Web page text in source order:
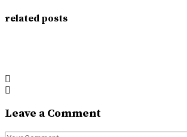
related posts
Leave a Comment